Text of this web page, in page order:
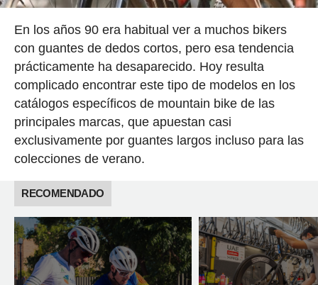
En los años 90 era habitual ver a muchos bikers
con guantes de dedos cortos, pero esa tendencia
prácticamente ha desaparecido. Hoy resulta
complicado encontrar este tipo de modelos en los
catálogos específicos de mountain bike de las
principales marcas, que apuestan casi
exclusivamente por guantes largos incluso para las
colecciones de verano.
RECOMENDADO